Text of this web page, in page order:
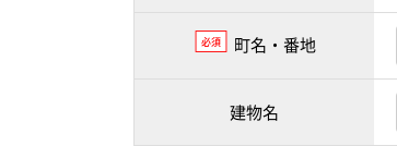
必須 町名・番地
建物名